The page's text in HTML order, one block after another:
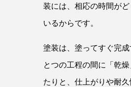
装には、相応の時間が
いるからです。
塗装は、塗ってすぐ完
とつの工程の間に「乾
たりと、仕上がりや耐